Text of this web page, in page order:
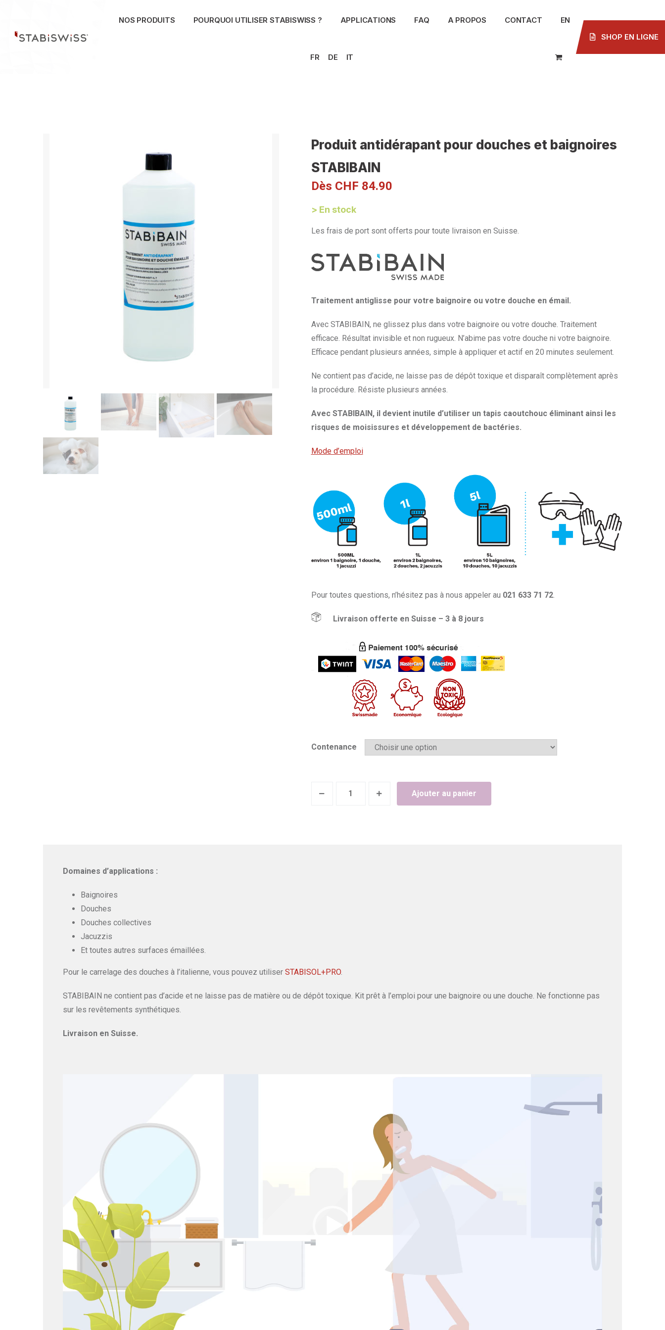
content
NOS PRODUITS POURQUOI UTILISER STABISWISS ? APPLICATIONS FAQ A PROPOS CONTACT EN
FR DE IT
SHOP EN LIGNE
Produit antidérapant pour douches et baignoires
STABIBAIN
Dès CHF 84.90
> En stock
Les frais de port sont offerts pour toute livraison en Suisse.
Traitement antiglisse pour votre baignoire ou votre douche en émail.
Avec STABIBAIN, ne glissez plus dans votre baignoire ou votre douche. Traitement
efficace. Résultat invisible et non rugueux. N’abime pas votre douche ni votre baignoire.
Efficace pendant plusieurs années, simple à appliquer et actif en 20 minutes seulement.
Ne contient pas d’acide, ne laisse pas de dépôt toxique et disparaît complètement après
la procédure. Résiste plusieurs années.
Avec STABIBAIN, il devient inutile d’utiliser un tapis caoutchouc éliminant ainsi les
risques de moisissures et développement de bactéries.
Mode d’emploi
Pour toutes questions, n’hésitez pas à nous appeler au 021 633 71 72.
Livraison offerte en Suisse – 3 à 8 jours
Contenance
Ajouter au panier
Domaines d’applications :
Baignoires
Douches
Douches collectives
Jacuzzis
Et toutes autres surfaces émaillées.
Pour le carrelage des douches à l’italienne, vous pouvez utiliser STABISOL+PRO.
STABIBAIN ne contient pas d’acide et ne laisse pas de matière ou de dépôt toxique. Kit prêt à l’emploi pour une baignoire ou une douche. Ne fonctionne pas
sur les revêtements synthétiques.
Livraison en Suisse.